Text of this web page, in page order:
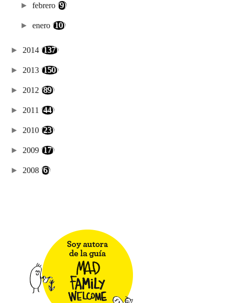
►febrero(9)
►enero (10)
► 2014 (137)
► 2013 (150)
► 2012 (89)
► 2011 (44)
► 2010 (23)
► 2009 (17)
► 2008 (6)